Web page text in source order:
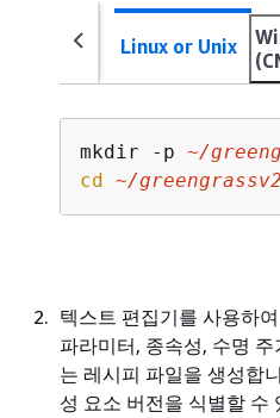
Linux or Unix
mkdir -p ~/
cd ~/greengrassv2
텍스트 편집기를 사용하
파라미터, 종속성, 수명
는 레시피 파일을 생성합
성 요소 버전을 식별할 수